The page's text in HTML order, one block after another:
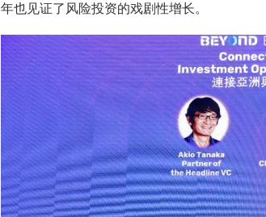
年也见证了风险投资的戏剧性增长。